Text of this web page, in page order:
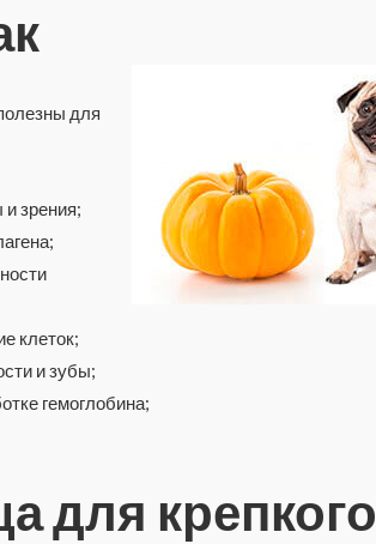
для
зрения;
клеток;
и зубы;
гемоглобина;
для крепкого